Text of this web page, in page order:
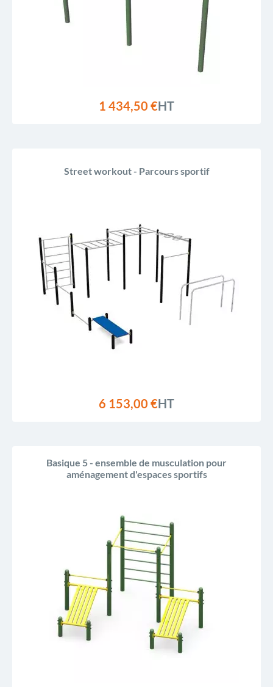
1 434,50 €HT
Street workout - Parcours sportif
6 153,00 €HT
Basique 5 - ensemble de musculation pour
aménagement d'espaces sportifs